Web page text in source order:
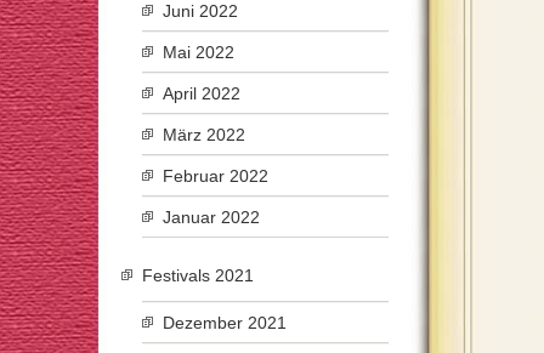
Juni 2022
Mai 2022
April 2022
März 2022
Februar 2022
Januar 2022
Festivals 2021
Dezember 2021